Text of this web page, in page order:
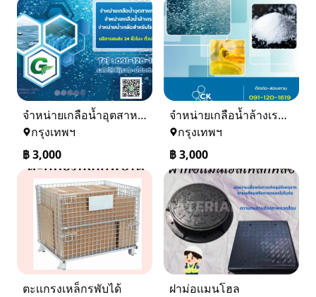
จำหน่ายเกลือน้ำอุตสาหกรรม เกลือน้ำล้างเรซิ่น
กรุงเทพฯ
฿3,000
จำหน่ายเกลือน้ำล้างเรซิ่น จำหน่ายเกลือน้ำอุตสาหกรรม
กรุงเทพฯ
฿3,000
ตะเเกรงเหล็กรพับได้
ฝาม่อเเมนโฮล